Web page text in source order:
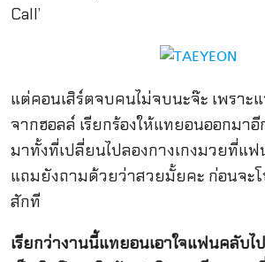
Call’
แต่คอนเสิร์ตจบคนไม่จบนะจ๊ะ เพราะ
จากฮอลล์ เรียกร้องให้แทยอนออกมาอี
มาทั้งที่เปลี่ยนไปลองกางเกงมวยที่แ
แถมยังถามด้วยว่าสวยมั้ยคะ ก่อนจะ
สักที
เรียกว่างานนี้แทยอนเอาใจแฟนคลับไ